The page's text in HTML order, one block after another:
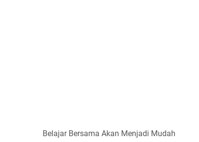
Belajar Bersama Akan Menjadi Mudah